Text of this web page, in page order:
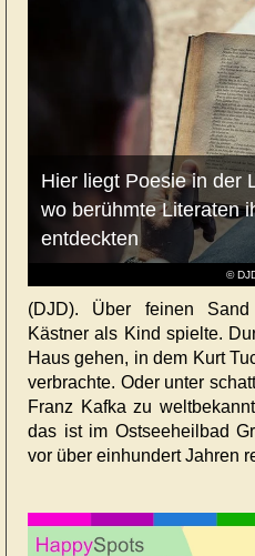
©
Hier liegt Poesie in der
wo berühmte Literaten
entdeckten
(DJD). Über feinen
Kästner als Kind spielte.
Haus gehen, in dem Kurt
verbrachte. Oder unter
Franz Kafka zu
das ist im Ostseeheilbad
vor über einhundert Jahren